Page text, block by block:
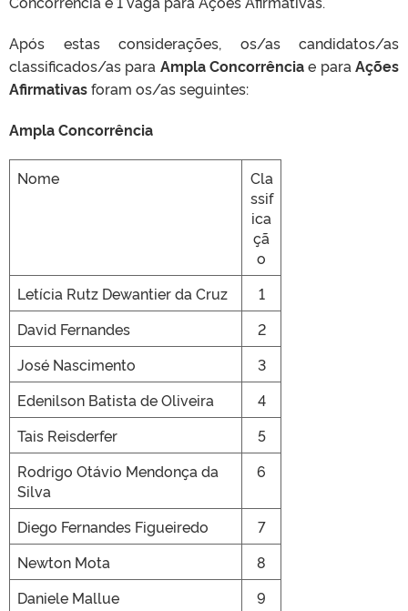
Após estas considerações, os/as candidatos/as
classificados/as para Ampla Concorrênciae paraAções
Afirmativasforam os/as seguintes:
Ampla Concorrência
Nome
Cla
ssif
ica
çã
o
Letícia Rutz Dewantier da Cruz
1
David Fernandes
2
José Nascimento
3
Edenilson Batista de Oliveira
4
Tais Reisderfer
5
Rodrigo Otávio Mendonça da
Silva
6
Diego Fernandes Figueiredo
7
Newton Mota
8
Daniele Mallue
9